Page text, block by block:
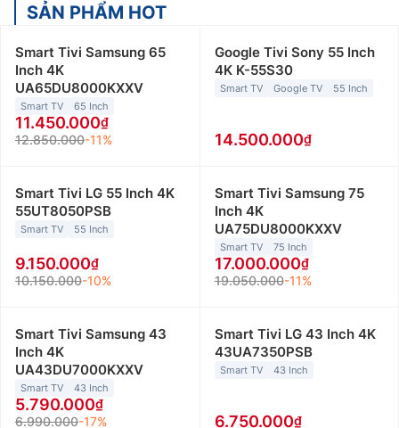
SẢN PHẨM HOT
Smart Tivi Samsung 65
Inch 4K
UA65DU8000KXXV
Smart TV 65 Inch
11.450.000
12.850.000-11%
Google Tivi Sony 55 Inch
4K K-55S30
Smart TV Google TV 55 Inch
14.500.000
Smart Tivi LG 55 Inch 4K
55UT8050PSB
Smart TV 55 Inch
9.150.000
10.150.000-10%
Smart Tivi Samsung 75
Inch 4K
UA75DU8000KXXV
Smart TV 75 Inch
17.000.000
19.050.000-11%
Smart Tivi Samsung 43
Inch 4K
UA43DU7000KXXV
Smart TV 43 Inch
5.790.000
6.990.000-17%
Smart Tivi LG 43 Inch 4K
43UA7350PSB
Smart TV 43 Inch
6.750.000